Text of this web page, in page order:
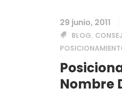
29 junio, 2011
BLOG,
Nombre